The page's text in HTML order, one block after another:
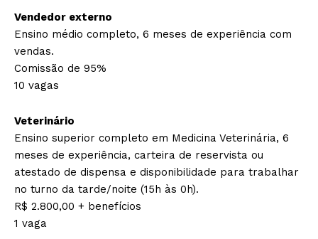
Vendedor externo
Ensino médio completo, 6 meses de experiência com
vendas.
Comissão de 95%
10 vagas
Veterinário
Ensino superior completo em Medicina Veterinária, 6
meses de experiência, carteira de reservista ou
atestado de dispensa e disponibilidade para trabalhar
no turno da tarde/noite (15h às 0h).
R$ 2.800,00 + benefícios
1 vaga